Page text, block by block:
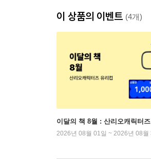
이 상품의 이벤트 (4개)
이달의 책 8월 : 산리오캐릭터즈
2026년 08월 01일 ~ 2026년 08월